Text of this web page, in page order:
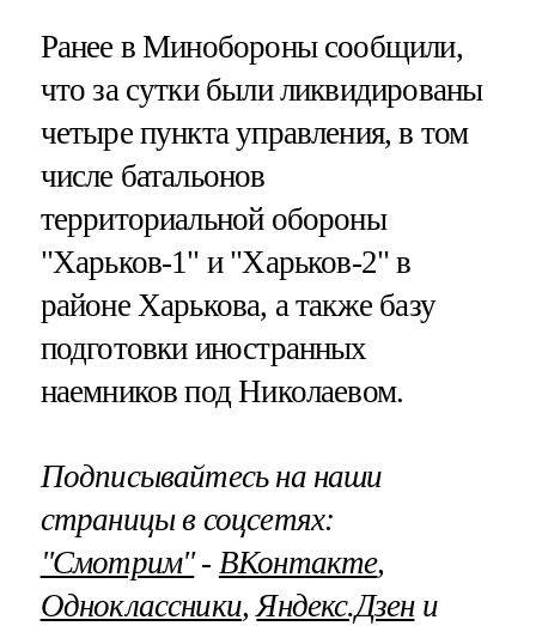
Ранее в Минобороны сообщили,
что за сутки были ликвидированы
четыре пункта управления, в том
числе батальонов
территориальной обороны
"Харьков-1" и "Харьков-2" в
районе Харькова, а также базу
подготовки иностранных
наемников под Николаевом.
Подписывайтесь на наши
страницы в соцсетях:
"Смотрим"‐ ВКонтакте,
Одноклассники,Яндекс.Дзени